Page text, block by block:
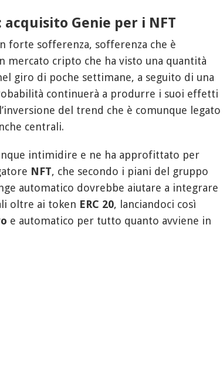
Genie per i NFT
forte sofferenza, sofferenza che è
mercato cripto che ha visto una quantità
giro di poche settimane, a seguito di una
continuerà a produrre i suoi effetti
del trend che è comunque legato
centrali.
intimidire e ne ha approfittato per
NFT, che secondo i piani del gruppo
automatico dovrebbe aiutare a integrare
oltre ai token ERC 20, lanciandoci così
e automatico per tutto quanto avviene in